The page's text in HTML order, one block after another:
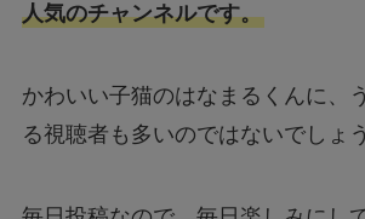
人気のチャンネルです。
かわいい子猫のはなまるくんに、
る視聴者も多いのではないでしょ